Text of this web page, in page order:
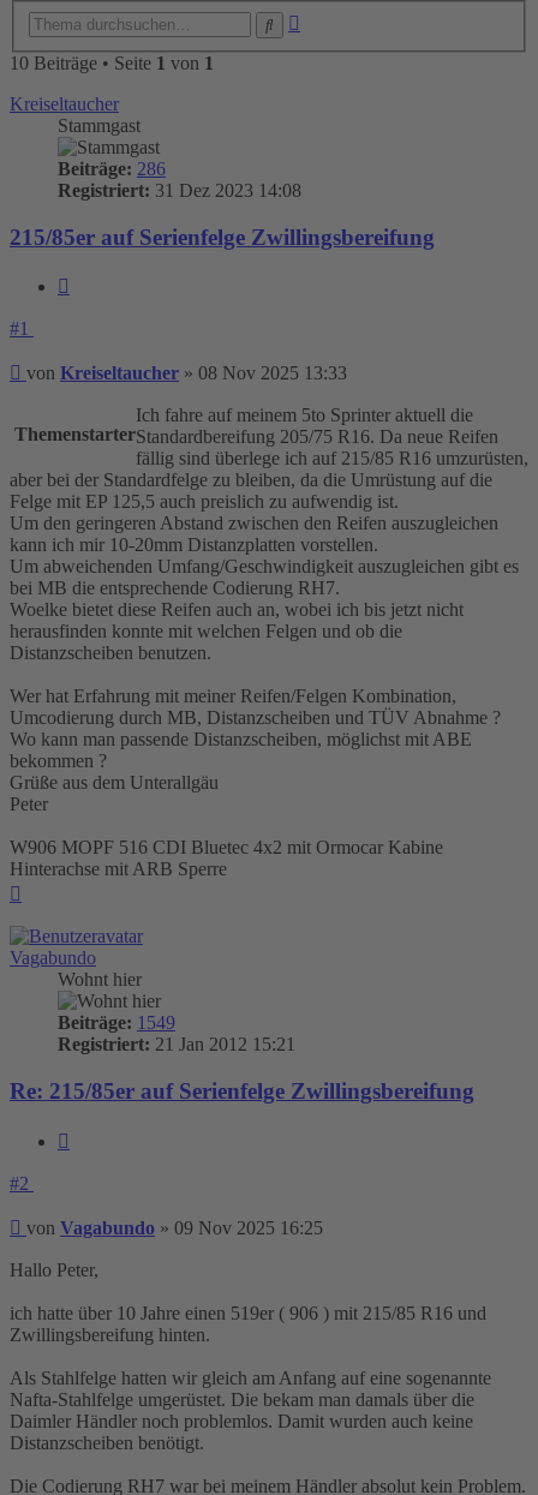
10 Beiträge • Seite 1 von 1
Kreiseltaucher
Stammgast
Beiträge: 286
Registriert: 31 Dez 2023 14:08
215/85er auf Serienfelge Zwillingsbereifung
#1
Beitrag
von Kreiseltaucher » 08 Nov 2025 13:33
Themenstarter
Ich fahre auf meinem 5to Sprinter aktuell die
Standardbereifung 205/75 R16. Da neue Reifen
fällig sind überlege ich auf 215/85 R16 umzurüsten,
aber bei der Standardfelge zu bleiben, da die Umrüstung auf die
Felge mit EP 125,5 auch preislich zu aufwendig ist.
Um den geringeren Abstand zwischen den Reifen auszugleichen
kann ich mir 10-20mm Distanzplatten vorstellen.
Um abweichenden Umfang/Geschwindigkeit auszugleichen gibt es
bei MB die entsprechende Codierung RH7.
Woelke bietet diese Reifen auch an, wobei ich bis jetzt nicht
herausfinden konnte mit welchen Felgen und ob die
Distanzscheiben benutzen.
Wer hat Erfahrung mit meiner Reifen/Felgen Kombination,
Umcodierung durch MB, Distanzscheiben und TÜV Abnahme ?
Wo kann man passende Distanzscheiben, möglichst mit ABE
bekommen ?
Grüße aus dem Unterallgäu
Peter
W906 MOPF 516 CDI Bluetec 4x2 mit Ormocar Kabine
Hinterachse mit ARB Sperre
Vagabundo
Wohnt hier
Beiträge: 1549
Registriert: 21 Jan 2012 15:21
Re: 215/85er auf Serienfelge Zwillingsbereifung
#2
Beitrag
von Vagabundo » 09 Nov 2025 16:25
Hallo Peter,
ich hatte über 10 Jahre einen 519er ( 906 ) mit 215/85 R16 und
Zwillingsbereifung hinten.
Als Stahlfelge hatten wir gleich am Anfang auf eine sogenannte
Nafta-Stahlfelge umgerüstet. Die bekam man damals über die
Daimler Händler noch problemlos. Damit wurden auch keine
Distanzscheiben benötigt.
Die Codierung RH7 war bei meinem Händler absolut kein Problem.